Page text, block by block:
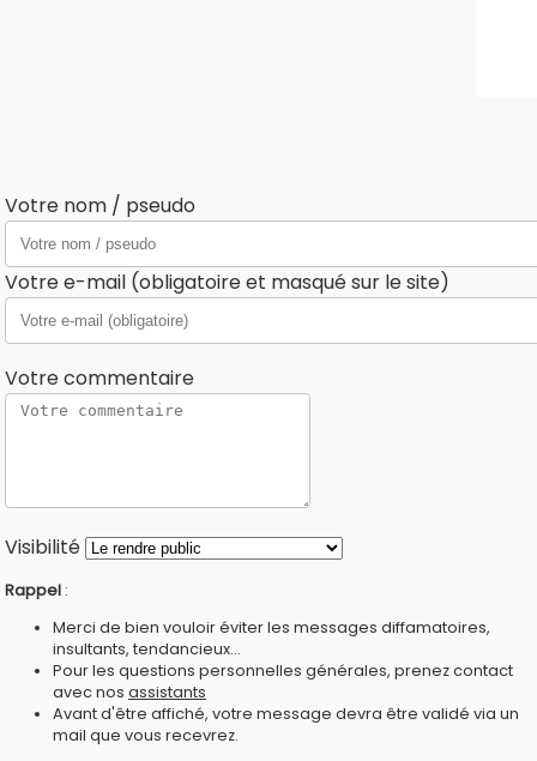
Votre nom / pseudo
Votre e-mail (obligatoire et masqué sur le site)
Votre commentaire
Visibilité
Rappel :
Merci de bien vouloir éviter les messages diffamatoires,
insultants, tendancieux...
Pour les questions personnelles générales, prenez contact
avec nos assistants
Avant d'être affiché, votre message devra être validé via un
mail que vous recevrez.